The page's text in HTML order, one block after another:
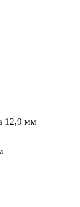
12,9 мм